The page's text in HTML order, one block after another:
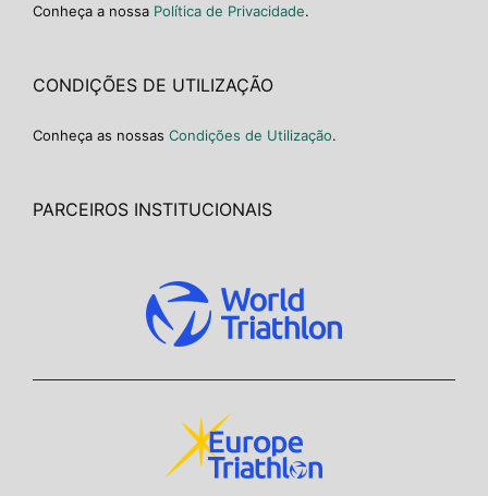
Conheça a nossa Política de Privacidade.
CONDIÇÕES DE UTILIZAÇÃO
Conheça as nossas Condições de Utilização.
PARCEIROS INSTITUCIONAIS